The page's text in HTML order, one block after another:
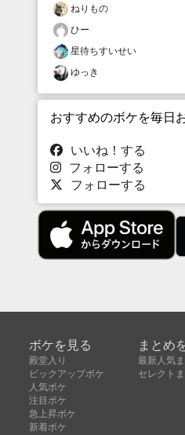
ねりもの
ひー
星待ちすいせい
ゆっき
おすすめのボケを毎日
いいね！する
フォローする
フォローする
ボケを見る
殿堂入り
ピックアップボケ
人気ボケ
注目ボケ
急上昇ボケ
新着ボケ
まとめ
最新人気
セレクト